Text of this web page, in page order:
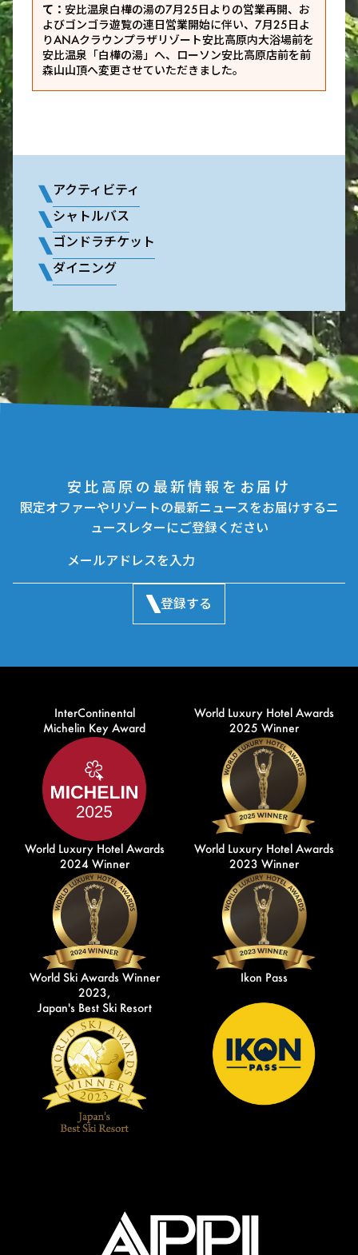
て： 安比温泉白樺の湯の7月25日よりの営業再開、お
よびゴンゴラ遊覧の連日営業開始に伴い、7月25日よ
りANAクラウンプラザリゾート安比高原内大浴場前を
安比温泉「白樺の湯」へ、ローソン安比高原店前を前
森山山頂へ変更させていただきました。
アクティビティ
シャトルバス
ゴンドラチケット
ダイニング
安比高原の最新情報をお届け
限定オファーやリゾートの最新ニュースをお届けするニ
ュースレターにご登録ください
登録する
InterContinental
Michelin Key Award
World Luxury Hotel Awards
2025 Winner
World Luxury Hotel Awards
2024 Winner
World Luxury Hotel Awards
2023 Winner
World Ski Awards Winner
2023,
Japan's Best Ski Resort
Ikon Pass